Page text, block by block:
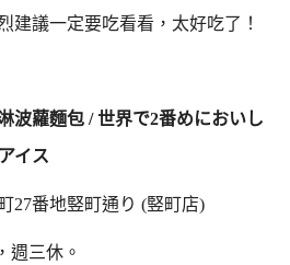
建議一定要吃看看，太好吃了！
波蘿麵包 / 世界で2番めにおいし
イス
27番地竪町通り (竪町店)
週三休。